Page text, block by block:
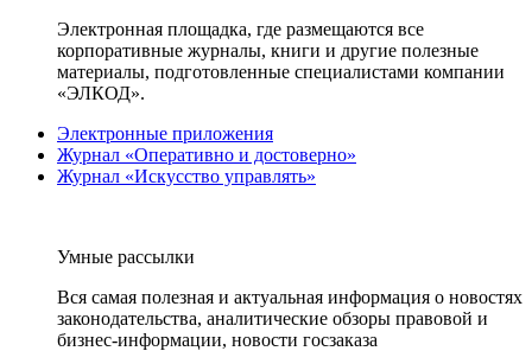
Электронная площадка, где размещаются все
корпоративные журналы, книги и другие полезные
материалы, подготовленные специалистами компании
«ЭЛКОД».
Электронные приложения
Журнал «Оперативно и достоверно»
Журнал «Искусство управлять»
Умные рассылки
Вся самая полезная и актуальная информация о новостях
законодательства, аналитические обзоры правовой и
бизнес-информации, новости госзаказа